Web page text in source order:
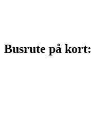
Busrute på kort: